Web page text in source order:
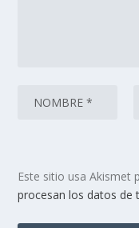
Este sitio usa Akismet
procesan los datos de